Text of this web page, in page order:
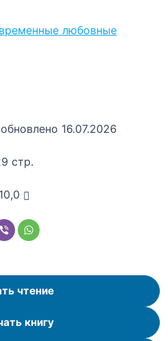
любовные
обновлено 16.07.2026
стр.
10,0
чтение
книгу